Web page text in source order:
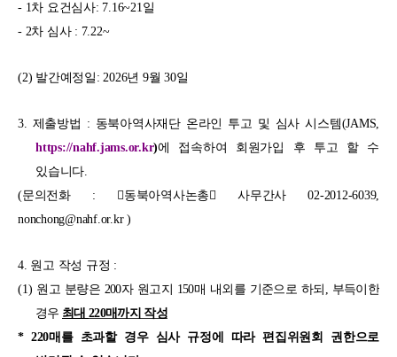
- 1차 요건심사: 7.16~21일
- 2차 심사 : 7.22~
(2) 발간예정일 : 2026년 9월 30일
3. 제출방법 : 동북아역사재단 온라인 투고 및 심사 시스템(JAMS,
https://nahf.jams.or.kr)에 접속하여 회원가입 후 투고 할 수
있습니다.
(문의전화 : 󰡔동북아역사논총󰡕 사무간사02-2012-6039,
nonchong@nahf.or.kr )
4. 원고 작성 규정 :
(1) 원고 분량은 200자 원고지 150매 내외를 기준으로 하되 , 부득이한
경우 최대 220매까지 작성
* 220매를 초과할 경우 심사 규정에 따라 편집위원회 권한으로